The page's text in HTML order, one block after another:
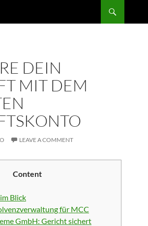
DEIN
MIT DEM
LEAVE A COMMENT
Content
Blick
für MCC
GmbH: Gericht sichert